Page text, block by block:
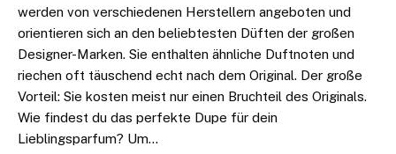
werden von verschiedenen Herstellern angeboten und
orientieren sich an den beliebtesten Düften der großen
Designer-Marken. Sie enthalten ähnliche Duftnoten und
riechen oft täuschend echt nach dem Original. Der große
Vorteil: Sie kosten meist nur einen Bruchteil des Originals.
Wie findest du das perfekte Dupe für dein
Lieblingsparfum? Um…